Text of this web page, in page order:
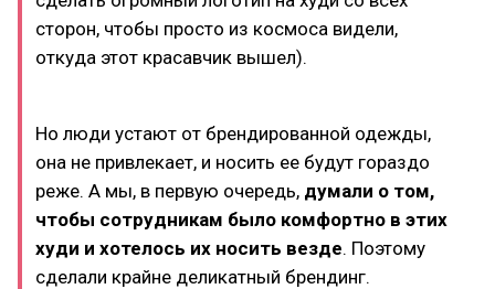
сторон, чтобы просто из космоса видели,
откуда этот красавчик вышел).
Но люди устают от брендированной одежды,
она не привлекает, и носить ее будут гораздо
реже. А мы, в первую очередь, думали о том,
чтобы сотрудникам было комфортно в этих
худи и хотелось их носить везде. Поэтому
сделали крайне деликатный брендинг.